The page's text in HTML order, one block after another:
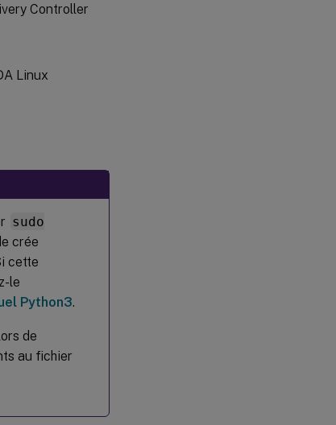
Controller
Linux
sudo
crée
cette
le
Python3.
de
au fichier